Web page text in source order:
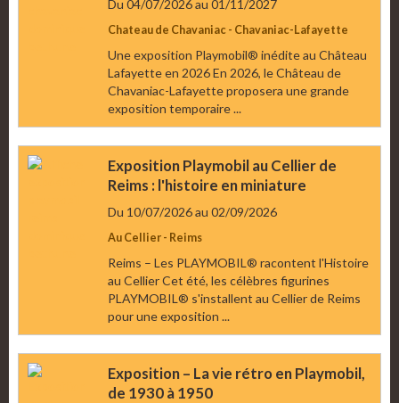
Du 04/07/2026au 01/11/2027
Chateau de Chavaniac - Chavaniac-Lafayette
Une exposition Playmobil® inédite au Château
Lafayette en 2026 En 2026, le Château de
Chavaniac-Lafayette proposera une grande
exposition temporaire ...
Exposition Playmobil au Cellier de
Reims : l'histoire en miniature
Du 10/07/2026au 02/09/2026
Au Cellier - Reims
Reims – Les PLAYMOBIL® racontent l'Histoire
au Cellier Cet été, les célèbres figurines
PLAYMOBIL® s'installent au Cellier de Reims
pour une exposition ...
Exposition – La vie rétro en Playmobil,
de 1930 à 1950